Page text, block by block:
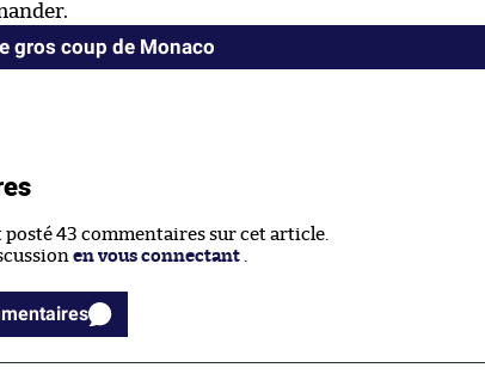
gros coup de Monaco
posté 43 commentaires sur cet article.
en vous connectant .
commentaires